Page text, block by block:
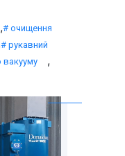
,
очищення
рукавний
вакууму ,